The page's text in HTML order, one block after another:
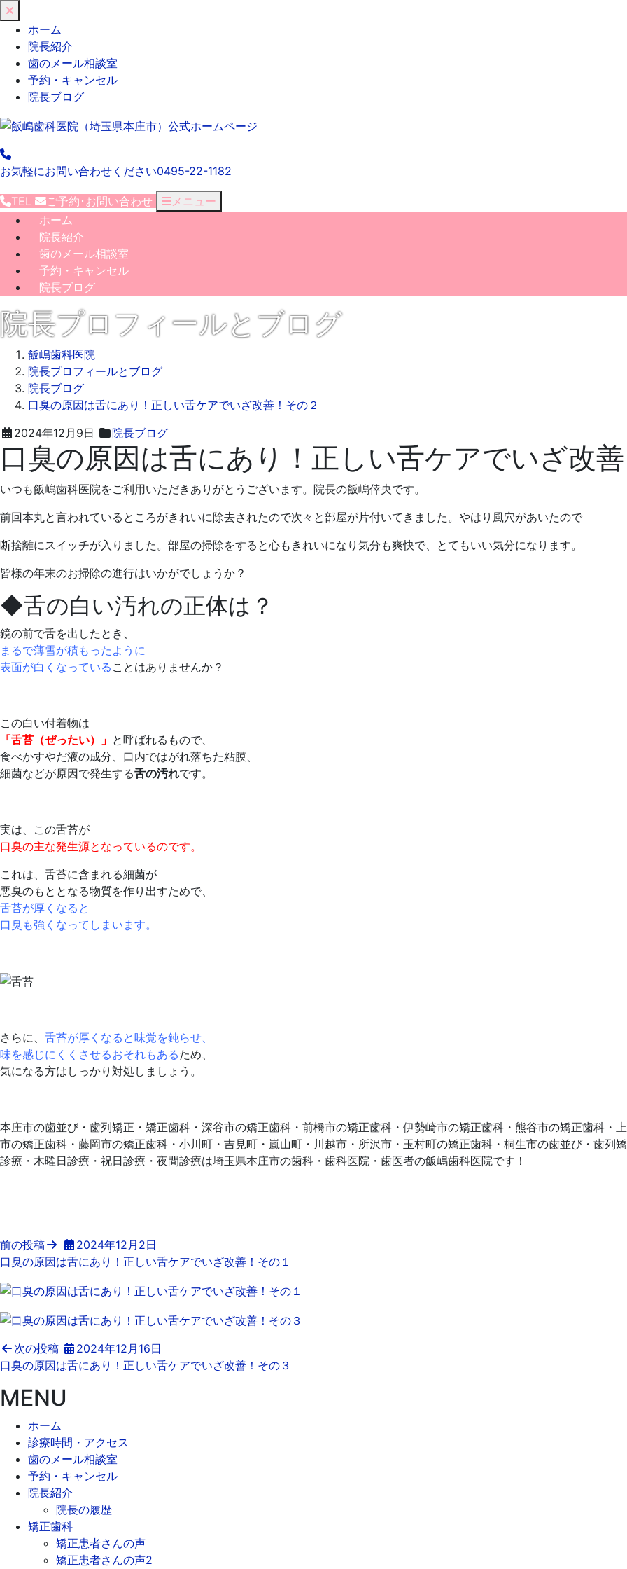
じ
る
ホーム
院長紹介
歯のメール相談室
予約・キャンセル
院長ブログ
お気軽にお問い合わせください0495-22-1182
TEL ご予約･ お問い合わせ
メニュー
ホーム
院長紹介
歯のメール相談室
予約・キャンセル
院長ブログ
院長プロフィールとブログ
飯嶋歯科医院
院長プロフィールとブログ
院長ブログ
口臭の原因は舌にあり！正しい舌ケアでいざ改善！その２
2024年12月9日
院長ブログ2024
年
12
月
9
日
飯
嶋
歯
科
医
院
口臭の原因は舌にあり！正しい舌ケアでいざ改
いつも飯嶋歯科医院をご利用いただきありがとうございます。院長の飯嶋倖央です。
前回本丸と言われているところがきれいに除去されたので次々と部屋が片付いてきました。やはり風穴があいたので
断捨離にスイッチが入りました。部屋の掃除をすると心もきれいになり気分も爽快で、とてもいい気分になります。
皆様の年末のお掃除の進行はいかがでしょうか？
◆舌の白い汚れの正体は？
鏡の前で舌を出したとき、
まるで薄雪が積もったように
表面が白くなっている ことはありませんか？
この白い付着物は
「舌苔（ぜったい）」 と呼ばれるもので、
食べかすやだ液の成分、口内ではがれ落ちた粘膜、
細菌などが原因で発生する舌の汚れです。
実は、この舌苔が
口臭の主な発生源となっているのです。
これは、舌苔に含まれる細菌が
悪臭のもととなる物質を作り出すためで、
舌苔が厚くなると
口臭も強くなってしまいます。
さらに、 舌苔が厚くなると味覚を鈍らせ、
味を感じにくくさせるおそれもあるため、
気になる方はしっかり対処しましょう。
本庄市の歯並び・歯列矯正・矯正歯科・深谷市の矯正歯科・前橋市の矯正歯科・伊勢崎市の矯正歯科・熊谷市の矯正歯科・
市の矯正歯科・藤岡市の矯正歯科・小川町・吉見町・嵐山町・川越市・所沢市・玉村町の矯正歯科・桐生市の歯並び・歯列
診療・木曜日診療・祝日診療・夜間診療は埼玉県本庄市の歯科・歯科医院・歯医者の飯嶋歯科医院です！
前の投稿
2024年12月2日
口臭の原因は舌にあり！正しい舌ケアでいざ改善！その１
次の投稿
2024年12月16日
口臭の原因は舌にあり！正しい舌ケアでいざ改善！その３
MENU
ホーム
診療時間・アクセス
歯のメール相談室
予約・キャンセル
院長紹介
院長の履歴
矯正歯科
矯正患者さんの声
矯正患者さんの声2